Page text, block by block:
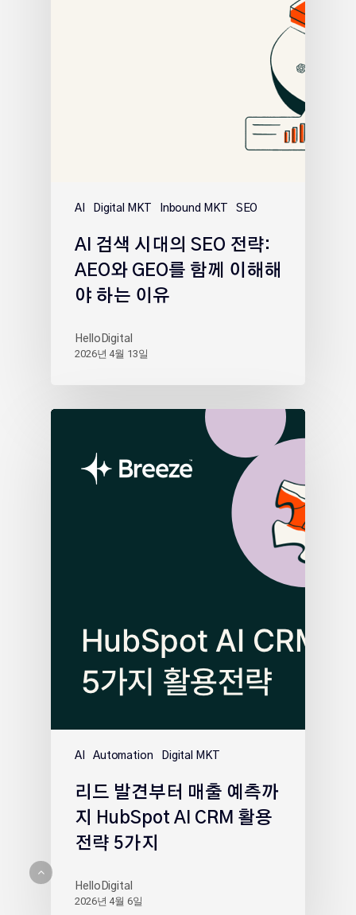
AI Digital MKT Inbound MKT SEO
AI 검색 시대의 SEO 전략:
AEO와 GEO를 함께 이해해
야 하는 이유
HelloDigital
2026년 4월 13일
AI Automation Digital MKT
리드 발견부터 매출 예측까
지 HubSpot AI CRM 활용
전략 5가지
HelloDigital
2026년 4월 6일